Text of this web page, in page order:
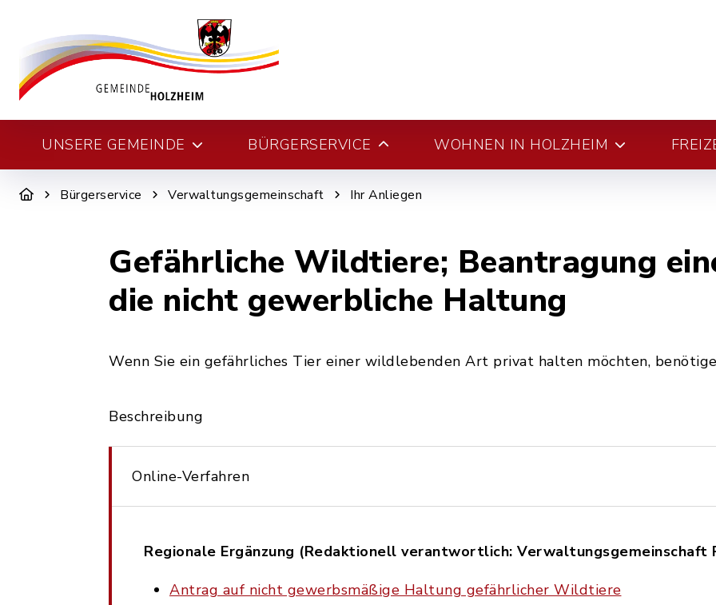
UNSERE GEMEINDE BÜRGERSERVICE WOHNEN IN HOLZHEIM
Bürgerservice Verwaltungsgemeinschaft Ihr Anliegen
Gefährliche Wildtiere; Beantragung
die nicht gewerbliche Haltung
Wenn Sie ein gefährliches Tier einer wildlebenden Art privat halten möchten,
Beschreibung
Online-Verfahren
Regionale Ergänzung (Redaktionell verantwortlich: Verwaltungsgemeinschaft
Antrag auf nicht gewerbsmäßige Haltung gefährlicher Wildtiere